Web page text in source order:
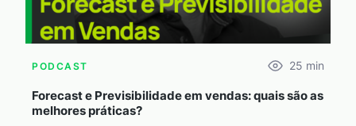
PODCAST 25 min
Forecast e Previsibilidade em vendas: quais são as
melhores práticas?